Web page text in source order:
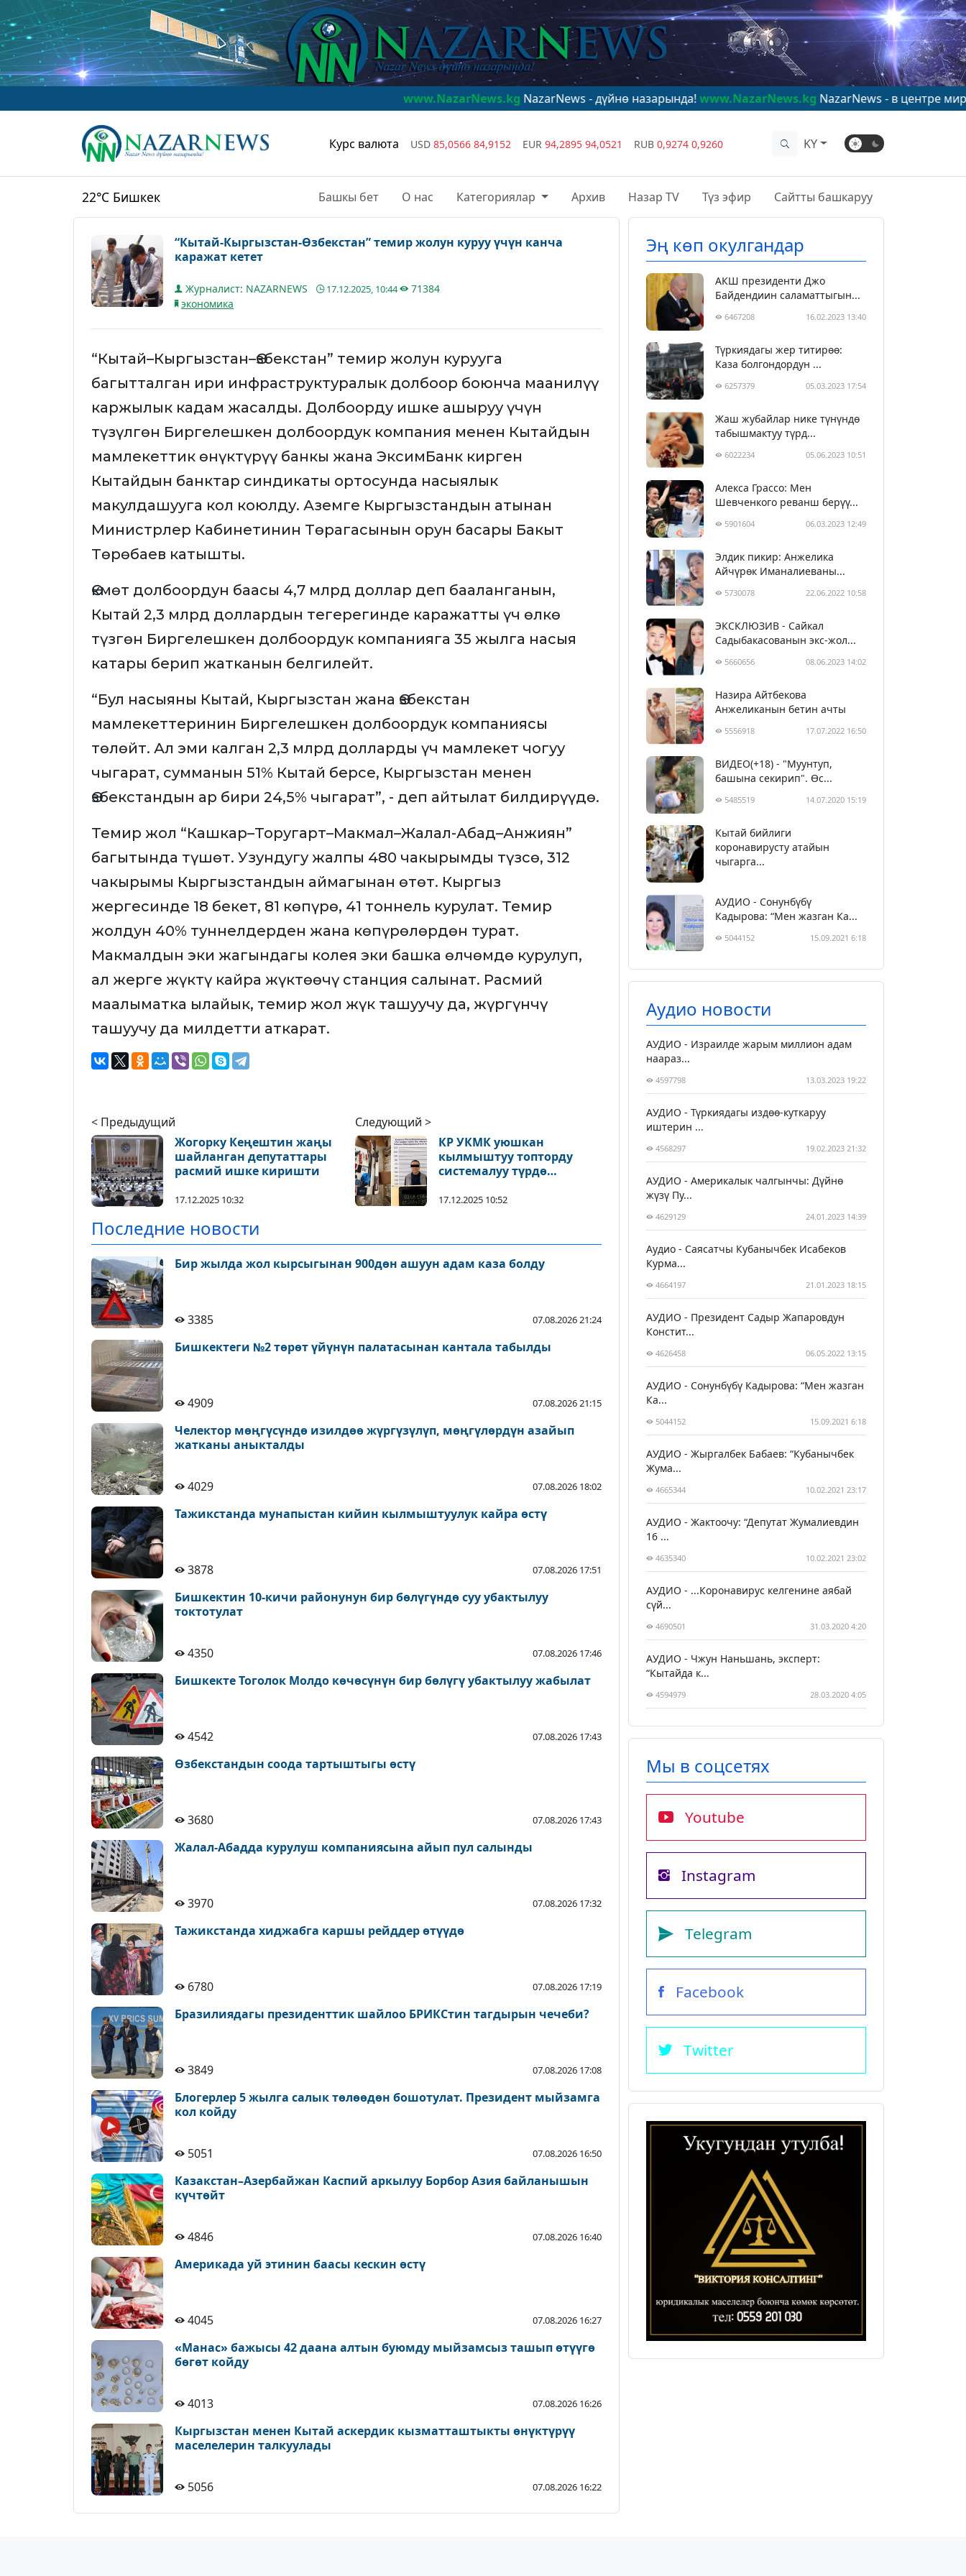
www.NazarNews.kgNazarNews - дүйнө назарында!www.NazarNews.kgNazarNews - в центре мирового
Курс валюта USD 85,0566 84,9152 EUR 94,2895 94,0521 RUB 0,9274 0,9260 KY
22°C Бишкек Башкы бет О нас Категориялар Архив Назар TV Түз эфир Сайтты башкаруу
“Кытай-Кыргызстан-Өзбекстан” темир жолун куруу үчүн канча
каражат кетет
Журналист: NAZARNEWS 17.12.2025, 10:44
71384
экономика
“Кытай–Кыргызстан–Өзбекстан” темир жолун курууга
багытталган ири инфраструктуралык долбоор боюнча маанилүү
каржылык кадам жасалды. Долбоорду ишке ашыруу үчүн
түзүлгөн Биргелешкен долбоордук компания менен Кытайдын
мамлекеттик өнүктүрүү банкы жана ЭксимБанк кирген
Кытайдын банктар синдикаты ортосунда насыялык
макулдашууга кол коюлду. Аземге Кыргызстандын атынан
Министрлер Кабинетинин Төрагасынын орун басары Бакыт
Төрөбаев катышты.
Өкмөт долбоордун баасы 4,7 млрд доллар деп бааланганын,
Кытай 2,3 млрд доллардын тегерегинде каражатты үч өлкө
түзгөн Биргелешкен долбоордук компанияга 35 жылга насыя
катары берип жатканын белгилейт.
“Бул насыяны Кытай, Кыргызстан жана Өзбекстан
мамлекеттеринин Биргелешкен долбоордук компаниясы
төлөйт. Ал эми калган 2,3 млрд долларды үч мамлекет чогуу
чыгарат, сумманын 51% Кытай берсе, Кыргызстан менен
Өзбекстандын ар бири 24,5% чыгарат”, - деп айтылат билдирүүдө.
Темир жол “Кашкар–Торугарт–Макмал–Жалал-Абад–Анжиян”
багытында түшөт. Узундугу жалпы 480 чакырымды түзсө, 312
чакырымы Кыргызстандын аймагынан өтөт. Кыргыз
жергесинде 18 бекет, 81 көпүрө, 41 тоннель курулат. Темир
жолдун 40% туннелдерден жана көпүрөлөрдөн турат.
Макмалдын эки жагындагы колея эки башка өлчөмдө курулуп,
ал жерге жүктү кайра жүктөөчү станция салынат. Расмий
маалыматка ылайык, темир жол жүк ташуучу да, жүргүнчү
ташуучу да милдетти аткарат.
< Предыдущий
Жогорку Кеңештин жаңы
шайланган депутаттары
расмий ишке киришти
17.12.2025 10:32
Следующий >
КР УКМК уюшкан
кылмыштуу топторду
системалуу түрдө
менен ишкерди кармады
17.12.2025 10:52
Последние новости
Бир жылда жол кырсыгынан 900дөн ашуун адам каза болду
3385 07.08.2026 21:24
Бишкектеги №2 төрөт үйүнүн палатасынан кантала табылды
4909 07.08.2026 21:15
Челектор мөңгүсүндө изилдөө жүргүзүлүп, мөңгүлөрдүн азайып
жатканы аныкталды
4029 07.08.2026 18:02
Тажикстанда мунапыстан кийин кылмыштуулук кайра өстү
3878 07.08.2026 17:51
Бишкектин 10-кичи районунун бир бөлүгүндө суу убактылуу
токтотулат
4350 07.08.2026 17:46
Бишкекте Тоголок Молдо көчөсүнүн бир бөлүгү убактылуу жабылат
4542 07.08.2026 17:43
Өзбекстандын соода тартыштыгы өстү
3680 07.08.2026 17:43
Жалал-Абадда курулуш компаниясына айып пул салынды
3970 07.08.2026 17:32
Тажикстанда хиджабга каршы рейддер өтүүдө
6780 07.08.2026 17:19
Бразилиядагы президенттик шайлоо БРИКСтин тагдырын чечеби?
3849 07.08.2026 17:08
Блогерлер 5 жылга салык төлөөдөн бошотулат. Президент мыйзамга
кол койду
5051 07.08.2026 16:50
Казакстан–Азербайжан Каспий аркылуу Борбор Азия байланышын
күчтөйт
4846 07.08.2026 16:40
Америкада уй этинин баасы кескин өстү
4045 07.08.2026 16:27
«Манас» бажысы 42 даана алтын буюмду мыйзамсыз ташып өтүүгө
бөгөт койду
4013 07.08.2026 16:26
Кыргызстан менен Кытай аскердик кызматташтыкты өнүктүрүү
маселелерин талкуулады
5056 07.08.2026 16:22
Эң көп окулгандар
АКШ президенти Джо
Байдендиин саламаттыгын...
6467208 16.02.2023 13:40
Түркиядагы жер титирөө:
Каза болгондордун ...
6257379 05.03.2023 17:54
Жаш жубайлар нике түнүндө
табышмактуу түрд...
6022234 05.06.2023 10:51
Алекса Грассо: Мен
Шевченкого реванш берүү...
5901604 06.03.2023 12:49
Элдик пикир: Анжелика
Айчүрөк Иманалиеваны...
5730078 22.06.2022 10:58
ЭКСКЛЮЗИВ - Сайкал
Садыбакасованын экс-жол...
5660656 08.06.2023 14:02
Назира Айтбекова
Анжеликанын бетин ачты
5556918 17.07.2022 16:50
ВИДЕО(+18) - "Муунтуп,
башына секирип". Өс...
5485519 14.07.2020 15:19
Кытай бийлиги
коронавирусту атайын
чыгарга...
АУДИО - Сонунбүбү
Кадырова: “Мен жазган Ка...
5044152 15.09.2021 6:18
Аудио новости
АУДИО - Израилде жарым миллион адам
наараз...
4597798 13.03.2023 19:22
АУДИО - Түркиядагы издөө-куткаруу
иштерин ...
4568297 19.02.2023 21:32
АУДИО - Америкалык чалгынчы: Дүйнө
жүзү Пу...
4629129 24.01.2023 14:39
Аудио - Саясатчы Кубанычбек Исабеков
Курма...
4664197 21.01.2023 18:15
АУДИО - Президент Садыр Жапаровдун
Констит...
4626458 06.05.2022 13:15
АУДИО - Сонунбүбү Кадырова: “Мен жазган
Ка...
5044152 15.09.2021 6:18
АУДИО - Жыргалбек Бабаев: “Кубанычбек
Жума...
4665344 10.02.2021 23:17
АУДИО - Жактоочу: “Депутат Жумалиевдин
16 ...
4635340 10.02.2021 23:02
АУДИО - ...Коронавирус келгенине аябай
сүй...
4690501 31.03.2020 4:20
АУДИО - Чжун Наньшань, эксперт:
“Кытайда к...
4594979 28.03.2020 4:05
Мы в соцсетях
Youtube
Instagram
Telegram
Facebook
Twitter